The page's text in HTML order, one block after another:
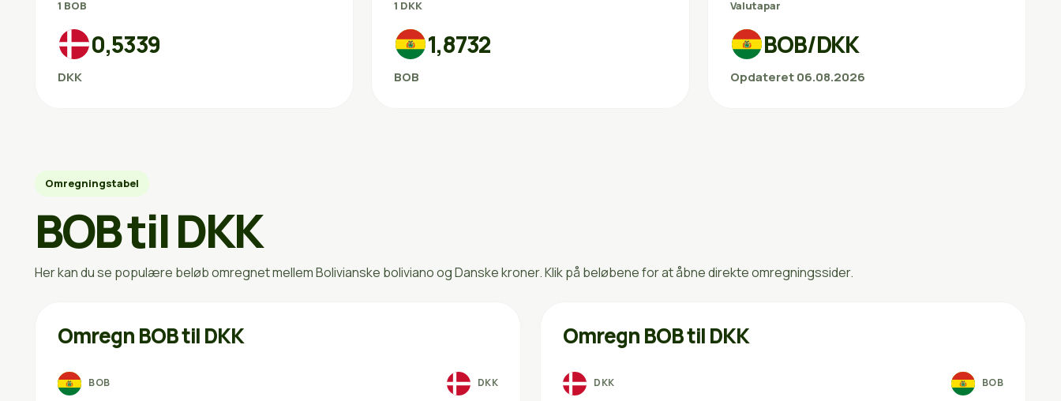
1 BOB
0,5339
DKK
1 DKK
1,8732
BOB
Valutapar
BOB/DKK
Opdateret 06.08.2026
Omregningstabel
BOB til DKK
Her kan du se populære beløb omregnet mellem Bolivianske boliviano og Danske kroner. Klik på beløbene for at åbne direkte omregningssider.
Omregn BOB til DKK
BOB DKK
Omregn BOB til DKK
DKK BOB